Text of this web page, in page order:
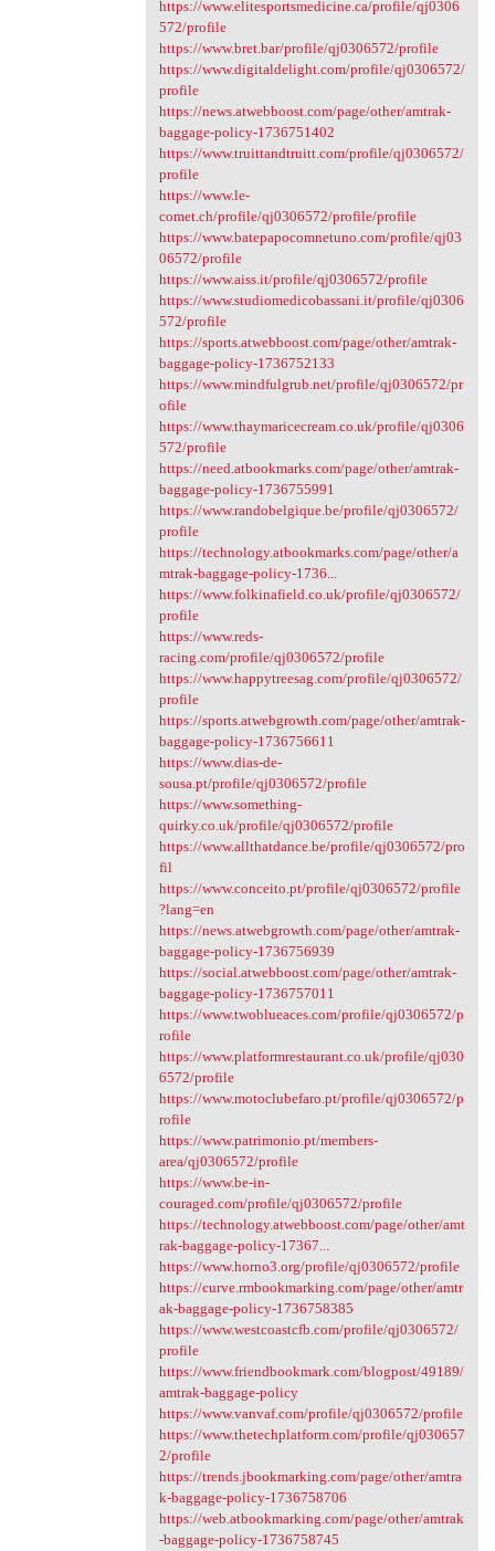
https://www.elitesportsmedicine.ca/profile/qj0306
572/profile
https://www.bret.bar/profile/qj0306572/profile
https://www.digitaldelight.com/profile/qj0306572/
profile
https://news.atwebboost.com/page/other/amtrak-
baggage-policy-1736751402
https://www.truittandtruitt.com/profile/qj0306572/
profile
https://www.le-
comet.ch/profile/qj0306572/profile/profile
https://www.batepapocomnetuno.com/profile/qj03
06572/profile
https://www.aiss.it/profile/qj0306572/profile
https://www.studiomedicobassani.it/profile/qj0306
572/profile
https://sports.atwebboost.com/page/other/amtrak-
baggage-policy-1736752133
https://www.mindfulgrub.net/profile/qj0306572/pr
ofile
https://www.thaymaricecream.co.uk/profile/qj0306
572/profile
https://need.atbookmarks.com/page/other/amtrak-
baggage-policy-1736755991
https://www.randobelgique.be/profile/qj0306572/
profile
https://technology.atbookmarks.com/page/other/a
mtrak-baggage-policy-1736...
https://www.folkinafield.co.uk/profile/qj0306572/
profile
https://www.reds-
racing.com/profile/qj0306572/profile
https://www.happytreesag.com/profile/qj0306572/
profile
https://sports.atwebgrowth.com/page/other/amtrak-
baggage-policy-1736756611
https://www.dias-de-
sousa.pt/profile/qj0306572/profile
https://www.something-
quirky.co.uk/profile/qj0306572/profile
https://www.allthatdance.be/profile/qj0306572/pro
fil
https://www.conceito.pt/profile/qj0306572/profile
?lang=en
https://news.atwebgrowth.com/page/other/amtrak-
baggage-policy-1736756939
https://social.atwebboost.com/page/other/amtrak-
baggage-policy-1736757011
https://www.twoblueaces.com/profile/qj0306572/p
rofile
https://www.platformrestaurant.co.uk/profile/qj030
6572/profile
https://www.motoclubefaro.pt/profile/qj0306572/p
rofile
https://www.patrimonio.pt/members-
area/qj0306572/profile
https://www.be-in-
couraged.com/profile/qj0306572/profile
https://technology.atwebboost.com/page/other/amt
rak-baggage-policy-17367...
https://www.horno3.org/profile/qj0306572/profile
https://curve.rmbookmarking.com/page/other/amtr
ak-baggage-policy-1736758385
https://www.westcoastcfb.com/profile/qj0306572/
profile
https://www.friendbookmark.com/blogpost/49189/
amtrak-baggage-policy
https://www.vanvaf.com/profile/qj0306572/profile
https://www.thetechplatform.com/profile/qj030657
2/profile
https://trends.jbookmarking.com/page/other/amtra
k-baggage-policy-1736758706
https://web.atbookmarking.com/page/other/amtrak
-baggage-policy-1736758745